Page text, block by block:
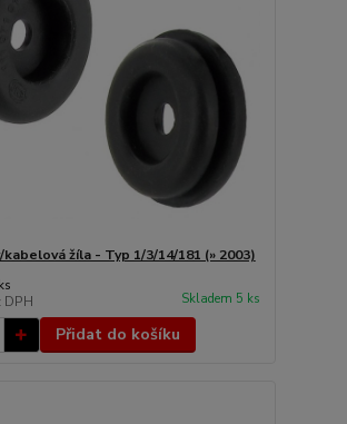
kabelová žíla - Typ 1/3/14/181 (» 2003)
DPH Skladem 5 ks
Přidat do košíku